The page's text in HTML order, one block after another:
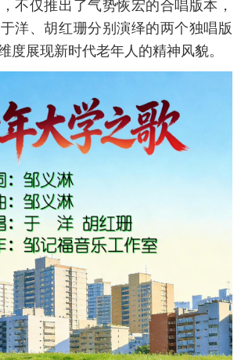
不仅推出了气势恢宏的合唱版本，
洋、胡红珊分别演绎的两个独唱版
度展现新时代老年人的精神风貌。